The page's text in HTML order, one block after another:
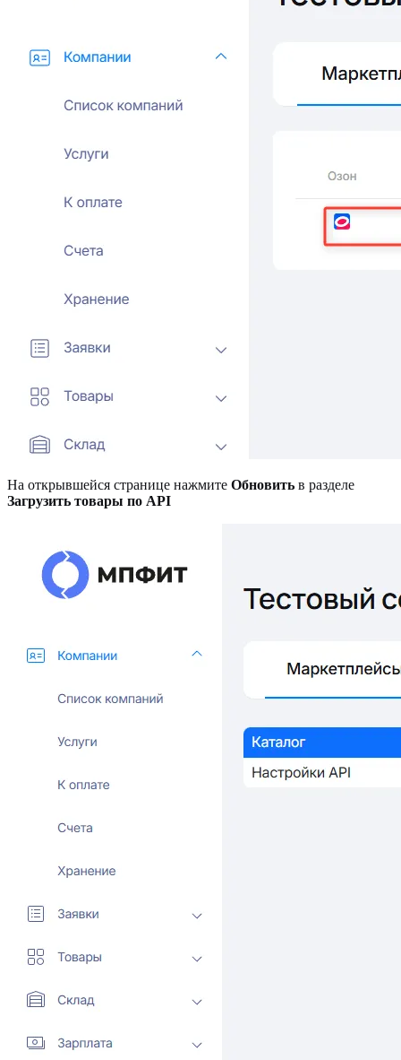
На открывшейся странице нажмите Обновить в разделе
Загрузить товары по API